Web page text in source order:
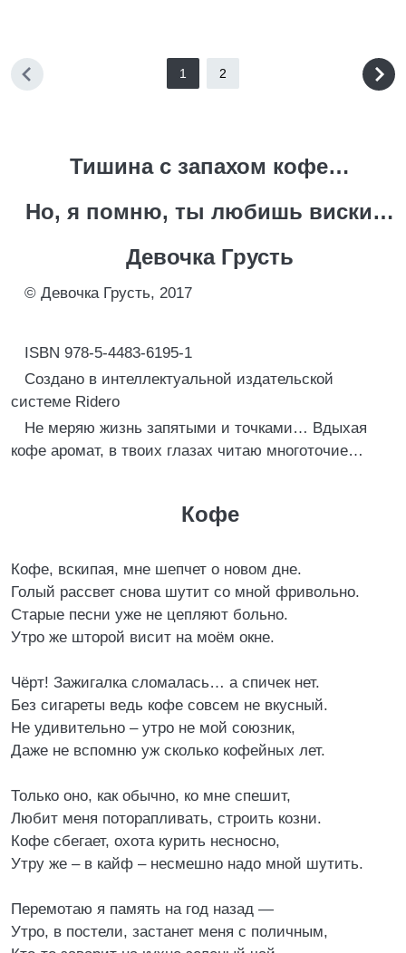
1 2
Тишина с запахом кофе…
Но, я помню, ты любишь виски…
Девочка Грусть
© Девочка Грусть, 2017
ISBN 978-5-4483-6195-1
Создано в интеллектуальной издательской
системе Ridero
Не меряю жизнь запятыми и точками… Вдыхая
кофе аромат, в твоих глазах читаю многоточие…
Кофе
Кофе, вскипая, мне шепчет о новом дне.
Голый рассвет снова шутит со мной фривольно.
Старые песни уже не цепляют больно.
Утро же шторой висит на моём окне.
Чёрт! Зажигалка сломалась… а спичек нет.
Без сигареты ведь кофе совсем не вкусный.
Не удивительно – утро не мой союзник,
Даже не вспомню уж сколько кофейных лет.
Только оно, как обычно, ко мне спешит,
Любит меня поторапливать, строить козни.
Кофе сбегает, охота курить несносно,
Утру же – в кайф – несмешно надо мной шутить.
Перемотаю я память на год назад —
Утро, в постели, застанет меня с поличным,